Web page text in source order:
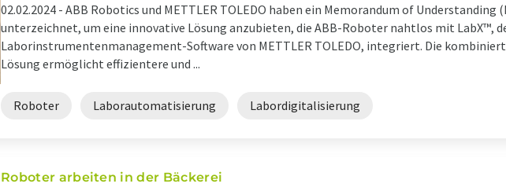
02.02.2024 - ABB Robotics und METTLER TOLEDO haben ein Memorandum of Understanding
unterzeichnet, um eine innovative Lösung anzubieten, die ABB-Roboter nahtlos mit LabX™,
Laborinstrumentenmanagement-Software von METTLER TOLEDO, integriert. Die
Lösung ermöglicht effizientere und ...
Roboter Laborautomatisierung Labordigitalisierung
Roboter arbeiten in der Bäckerei